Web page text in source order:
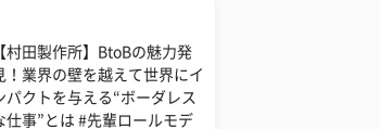
【村田製作所】BtoBの魅力発
！業界の壁を越えて世界にイ
パクトを与える“ボーダレス
仕事”とは #先輩ロールモデ